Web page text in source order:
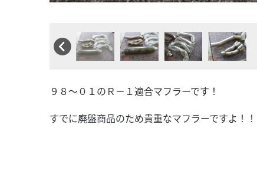
９８～０１のＲ－１適合マフラーです！
すでに廃盤商品のため貴重なマフラーですよ！！